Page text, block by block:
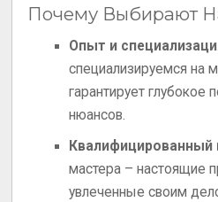
Почему Выбирают
Опыт и
специализируемся на
гарантирует глубокое
нюансов.
Квалифицированный
мастера – настоящие
увлеченные своим